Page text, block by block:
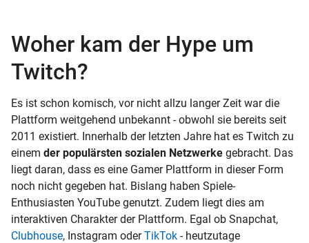
Woher kam der Hype um
Twitch?
Es ist schon komisch, vor nicht allzu langer Zeit war die
Plattform weitgehend unbekannt - obwohl sie bereits seit
2011 existiert. Innerhalb der letzten Jahre hat es Twitch zu
einem der populärsten sozialen Netzwerke gebracht. Das
liegt daran, dass es eine Gamer Plattform in dieser Form
noch nicht gegeben hat. Bislang haben Spiele-
Enthusiasten YouTube genutzt. Zudem liegt dies am
interaktiven Charakter der Plattform. Egal ob Snapchat,
Clubhouse, Instagram oderTikTok - heutzutage